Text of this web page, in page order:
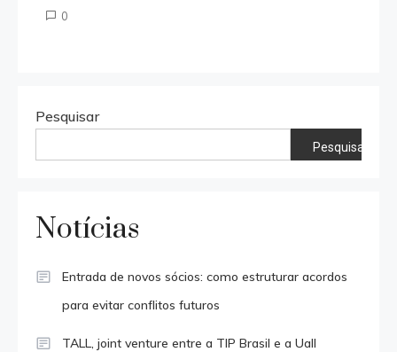
0
Pesquisar
Pesquisar
Notícias
Entrada de novos sócios: como estruturar acordos
para evitar conflitos futuros
TALL, joint venture entre a TIP Brasil e a Uall